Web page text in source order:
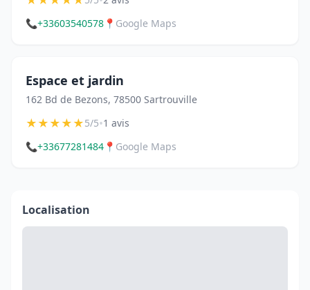
📞+33603540578 📍 Google Maps
Espace et jardin
162 Bd de Bezons, 78500 Sartrouville
★★★★★5/5•1 avis
📞+33677281484 📍 Google Maps
Localisation